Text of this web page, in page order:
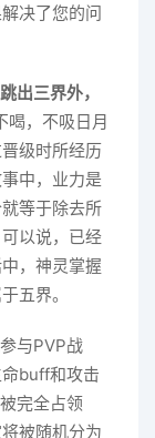
决了您的问
出三界外，
喝，不吸日月
级时所经历
中，业力是
等于除去所
以说，已经
，神灵掌握
五界。
与PVP战
buff和攻击
完全占领
被随机分为